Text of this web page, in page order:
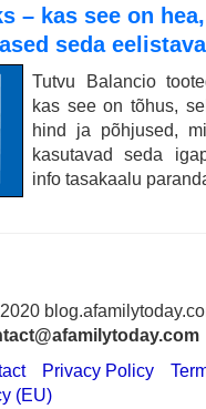
– kas see on
seda
Tutvu Balancio
kas see on tõhus,
hind ja põhjused,
kasutavad seda
info tasakaalu
Privacy Policy
(EU)